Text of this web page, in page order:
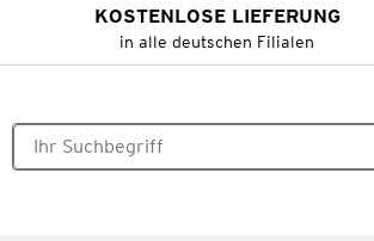
KOSTENLOSE LIEFERUNG
in alle deutschen Filialen